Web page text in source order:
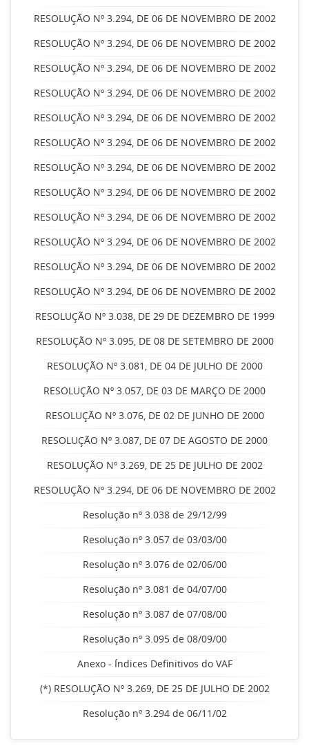
RESOLUÇÃO Nº 3.294, DE 06 DE NOVEMBRO DE 2002
RESOLUÇÃO Nº 3.294, DE 06 DE NOVEMBRO DE 2002
RESOLUÇÃO Nº 3.294, DE 06 DE NOVEMBRO DE 2002
RESOLUÇÃO Nº 3.294, DE 06 DE NOVEMBRO DE 2002
RESOLUÇÃO Nº 3.294, DE 06 DE NOVEMBRO DE 2002
RESOLUÇÃO Nº 3.294, DE 06 DE NOVEMBRO DE 2002
RESOLUÇÃO Nº 3.294, DE 06 DE NOVEMBRO DE 2002
RESOLUÇÃO Nº 3.294, DE 06 DE NOVEMBRO DE 2002
RESOLUÇÃO Nº 3.294, DE 06 DE NOVEMBRO DE 2002
RESOLUÇÃO Nº 3.294, DE 06 DE NOVEMBRO DE 2002
RESOLUÇÃO Nº 3.294, DE 06 DE NOVEMBRO DE 2002
RESOLUÇÃO Nº 3.294, DE 06 DE NOVEMBRO DE 2002
RESOLUÇÃO Nº 3.038, DE 29 DE DEZEMBRO DE 1999
RESOLUÇÃO Nº 3.095, DE 08 DE SETEMBRO DE 2000
RESOLUÇÃO Nº 3.081, DE 04 DE JULHO DE 2000
RESOLUÇÃO Nº 3.057, DE 03 DE MARÇO DE 2000
RESOLUÇÃO Nº 3.076, DE 02 DE JUNHO DE 2000
RESOLUÇÃO Nº 3.087, DE 07 DE AGOSTO DE 2000
RESOLUÇÃO Nº 3.269, DE 25 DE JULHO DE 2002
RESOLUÇÃO Nº 3.294, DE 06 DE NOVEMBRO DE 2002
Resolução nº 3.038 de 29/12/99
Resolução nº 3.057 de 03/03/00
Resolução nº 3.076 de 02/06/00
Resolução nº 3.081 de 04/07/00
Resolução nº 3.087 de 07/08/00
Resolução nº 3.095 de 08/09/00
Anexo - Índices Definitivos do VAF
(*) RESOLUÇÃO Nº 3.269, DE 25 DE JULHO DE 2002
Resolução nº 3.294 de 06/11/02